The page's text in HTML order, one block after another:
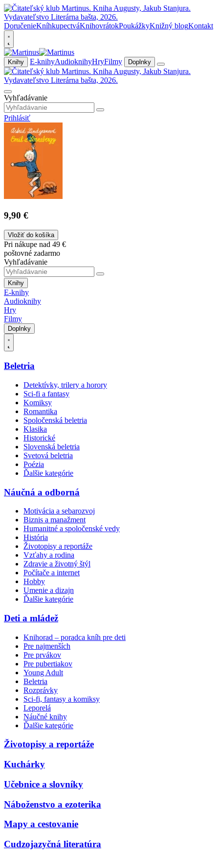
DoručenieKníhkupectváKnihovrátokPoukážkyKnižný blogKontakt
Knihy E-knihyAudioknihyHryFilmy Doplnky
Vyhľadávanie
Prihlásiť
9,90 €
Vložiť do košíka
Pri nákupe nad 49 €
poštovné zadarmo
Vyhľadávanie
Knihy
E-knihy
Audioknihy
Hry
Filmy
Doplnky
Beletria
Detektívky, trilery a horory
Sci-fi a fantasy
Komiksy
Romantika
Spoločenská beletria
Klasika
Historické
Slovenská beletria
Svetová beletria
Poézia
Ďalšie kategórie
Náučná a odborná
Motivácia a sebarozvoj
Biznis a manažment
Humanitné a spoločenské vedy
História
Životopisy a reportáže
Vzťahy a rodina
Zdravie a životný štýl
Počítače a internet
Hobby
Umenie a dizajn
Ďalšie kategórie
Deti a mládež
Knihorad – poradca kníh pre deti
Pre najmenších
Pre prvákov
Pre pubertiakov
Young Adult
Beletria
Rozprávky
Sci-fi, fantasy a komiksy
Leporelá
Náučné knihy
Ďalšie kategórie
Životopisy a reportáže
Kuchárky
Učebnice a slovníky
Náboženstvo a ezoterika
Mapy a cestovanie
Cudzojazyčná literatúra